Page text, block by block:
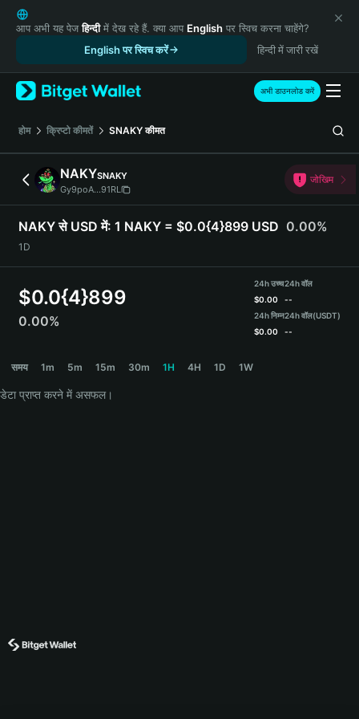
English
日本語
Русский
Español (Latinoamérica)
Türkçe
Italiano
简体中文
繁體中文
Português (Portugal)
Bahasa Indonesia
Español
आप अभी यह पेजहिन्दीमें देख रहे हैं. क्या आप English पर स्विच करना चाहेंगे?
English पर स्विच करें
हिन्दी में जारी रखें
अभी डाउनलोड करें
होम क्रिप्टो कीमतें SNAKY कीमत
NAKYSNAKY
Gy9poA...91RL
जोखिम
NAKY से USD में: 1 NAKY = $0.0{4}899 USD 0.00%
1D
$0.0{4}899
0.00%
24h उच्च
$0.00
24h निम्न
$0.00
24h वॉल
--
24h वॉल(USDT)
--
समय 1m 5m 15m 30m 1H 4H 1D 1W
डेटा प्राप्त करने में असफल।